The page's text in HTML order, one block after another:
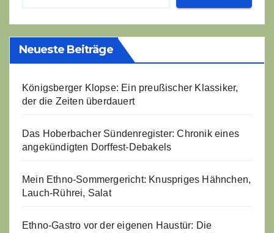
Neueste Beiträge
Königsberger Klopse: Ein preußischer Klassiker,
der die Zeiten überdauert
Das Hoberbacher Sündenregister: Chronik eines
angekündigten Dorffest-Debakels
Mein Ethno-Sommergericht: Knuspriges Hähnchen,
Lauch-Rührei, Salat
Ethno-Gastro vor der eigenen Haustür: Die